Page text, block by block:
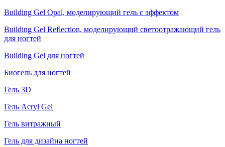
Building Gel Opal, моделирующий гель с эффектом
Building Gel Reflection, моделирующий светоотражающий гель
для ногтей
Building Gel для ногтей
Биогель для ногтей
Гель 3D
Гель Acryl Gel
Гель витражный
Гель для дизайна ногтей